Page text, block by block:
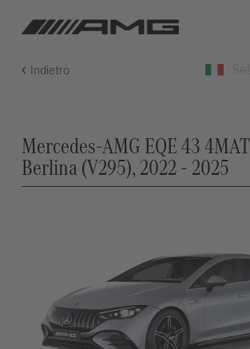
Indietro
Mercedes-AMG EQE 43
Berlina (V295), 2022 - 2025